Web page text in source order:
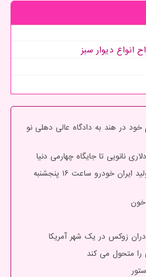
انواع دیوار سبز
در هند به دادگاه عالی دهلی نو
ثبت نام در طرح مشارکت در تولید ایران خودرو ساعت ۱۶ پنجشنبه
خون
زوکس در یک شهر آمریکا
متحول می کند